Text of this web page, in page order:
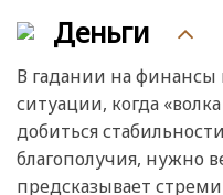
Деньги
В гадании на финансы
ситуации, когда
добиться
благополучия, нужно
предсказывает